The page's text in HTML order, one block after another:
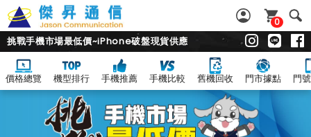
Apple
iPhone/AirPods
0
挑戰手機市場最低價~iPhone破盤現貨供應
價格總覽 機型排行 手機推薦 手機比較 舊機回收 門市據點 門